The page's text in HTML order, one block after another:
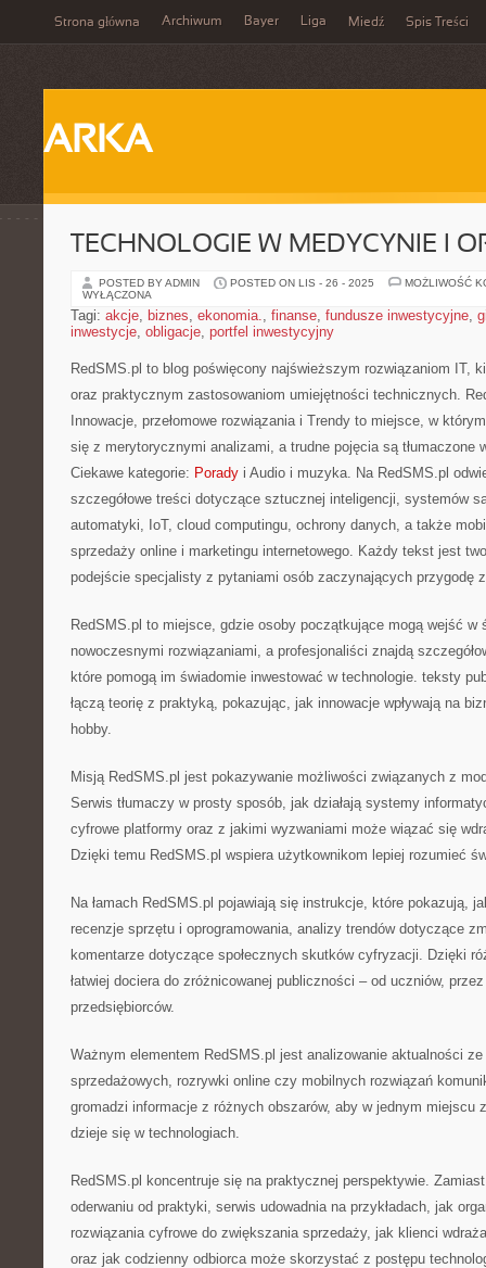
Strona główna Archiwum Bayer Liga Miedź Spis Treści
ARKA
TECHNOLOGIE W MEDYCYNIE I
POSTED BY ADMIN POSTED ON LIS - 26 - 2025
MOŻLIWOŚĆ
WYŁĄCZONA
Tagi: akcje, biznes, ekonomia., finanse, fundusze inwestycyjne,
inwestycje, obligacje, portfel inwestycyjny
RedSMS.pl to blog poświęcony najświeższym rozwiązaniom IT,
oraz praktycznym zastosowaniom umiejętności technicznych.
Innowacje, przełomowe rozwiązania i Trendy to miejsce, w
się z merytorycznymi analizami, a trudne pojęcia są tłumaczone
Ciekawe kategorie: Porady i Audio i muzyka. Na RedSMS.pl
szczegółowe treści dotyczące sztucznej inteligencji, systemów
automatyki, IoT, cloud computingu, ochrony danych, a także
sprzedaży online i marketingu internetowego. Każdy tekst jest
podejście specjalisty z pytaniami osób zaczynających przygodę
RedSMS.pl to miejsce, gdzie osoby początkujące mogą wejść w
nowoczesnymi rozwiązaniami, a profesjonaliści znajdą
które pomogą im świadomie inwestować w technologie. teksty
łączą teorię z praktyką, pokazując, jak innowacje wpływają na
hobby.
Misją RedSMS.pl jest pokazywanie możliwości związanych z
Serwis tłumaczy w prosty sposób, jak działają systemy
cyfrowe platformy oraz z jakimi wyzwaniami może wiązać się
Dzięki temu RedSMS.pl wspiera użytkownikom lepiej rozumieć
Na łamach RedSMS.pl pojawiają się instrukcje, które pokazują,
recenzje sprzętu i oprogramowania, analizy trendów dotyczące
komentarze dotyczące społecznych skutków cyfryzacji. Dzięki
łatwiej dociera do zróżnicowanej publiczności – od uczniów,
przedsiębiorców.
Ważnym elementem RedSMS.pl jest analizowanie aktualności
sprzedażowych, rozrywki online czy mobilnych rozwiązań
gromadzi informacje z różnych obszarów, aby w jednym miejscu
dzieje się w technologiach.
RedSMS.pl koncentruje się na praktycznej perspektywie.
oderwaniu od praktyki, serwis udowadnia na przykładach, jak
rozwiązania cyfrowe do zwiększania sprzedaży, jak klienci
oraz jak codzienny odbiorca może skorzystać z postępu